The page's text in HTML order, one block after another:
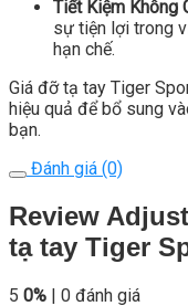
Tiết Kiệm Không
sự tiện lợi trong
hạn chế.
Giá đỡ tạ tay Tiger
hiệu quả để bổ sung
bạn.
Đánh giá (0)
Review
tạ tay Tiger
5 0% | 0 đánh giá